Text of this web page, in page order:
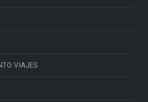
VIAJES